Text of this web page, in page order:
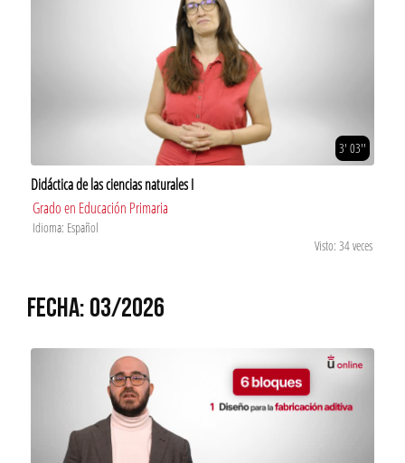
3' 03''
Didáctica de las ciencias naturales I
Grado en Educación Primaria
Idioma: Español
Visto: 34 veces
FECHA: 03/2026